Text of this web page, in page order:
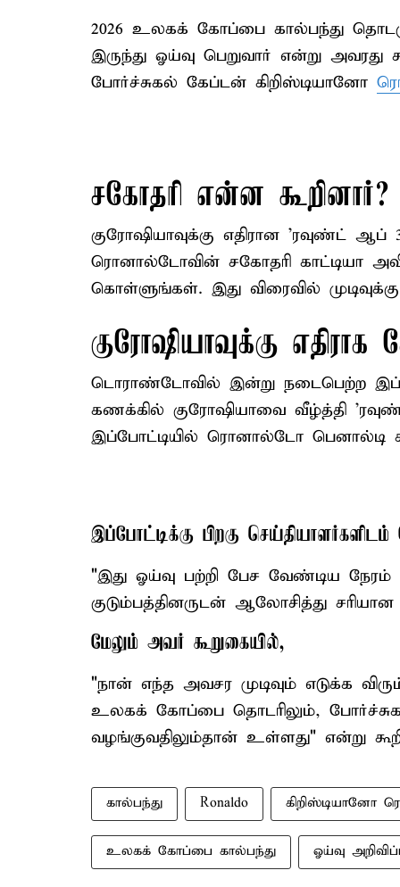
2026 உலகக் கோப்பை கால்பந்து
இருந்து ஓய்வு பெறுவார் என்று
போர்ச்சுகல் கேப்டன் கிறிஸ்டியானோ
சகோதரி என்ன கூறினார்?
குரோஷியாவுக்கு எதிரான 'ரவுண்ட் ஆப்
ரொனால்டோவின் சகோதரி காட்டியா
கொள்ளுங்கள். இது விரைவில் முடிவுக்கு
குரோஷியாவுக்கு
டொராண்டோவில் இன்று நடைபெற்ற
கணக்கில் குரோஷியாவை வீழ்த்தி
இப்போட்டியில் ரொனால்டோ பெனால்டி
இப்போட்டிக்கு பிறகு
"இது ஓய்வு பற்றி பேச வேண்டிய
குடும்பத்தினருடன் ஆலோசித்து
மேலும் அவர் கூறுகையில்,
"நான் எந்த அவசர முடிவும் எடுக்க
உலகக் கோப்பை தொடரிலும்,
வழங்குவதிலும்தான் உள்ளது" என்று
கால்பந்து Ronaldo கிறிஸ்டியானோ
உலகக் கோப்பை கால்பந்து ஓய்வு